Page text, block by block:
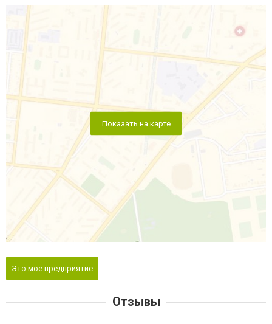
Показать на карте
Это мое предприятие
Отзывы